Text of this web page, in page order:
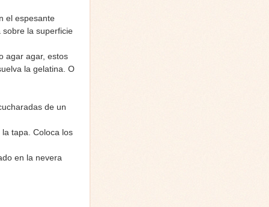
el espesante
sobre la superficie
agar agar, estos
la gelatina. O
de un
tapa. Coloca los
en la nevera